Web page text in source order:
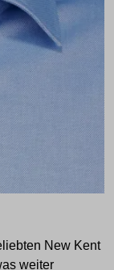
New Kent
weiter